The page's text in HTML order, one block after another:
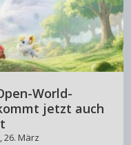
World-
jetzt auch
,26. März